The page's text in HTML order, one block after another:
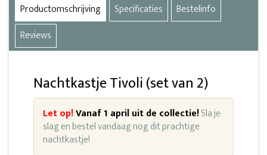
Productomschrijving Specificaties
Bestelinfo
Reviews
Nachtkastje Tivoli (set van 2)
Let op!Vanaf 1 april uit de collectie!Sla je
slag en bestel vandaag nog dit prachtige
nachtkastje!